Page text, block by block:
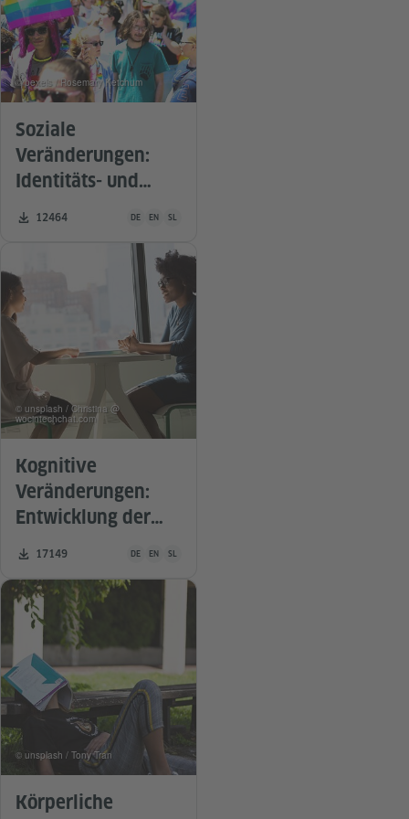
Soziale
Veränderungen:
Identitäts- und
Sinnsuche
Zahl der Downloads:
12464 Unterrichtsmaterial ist in folgenden Sprachen verfügbar
DE EN SL
© pexels / Rosemary Ketchum
Kognitive
Veränderungen:
Entwicklung der
exekutiven
Zahl der Downloads:
17149 Unterrichtsmaterial ist in folgenden Sprachen verfügbar
DE EN SL
© unsplash / Christina @
wocintechchat.com
Körperliche
© unsplash / Tony Tran